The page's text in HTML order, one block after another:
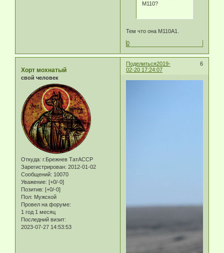
М110?
Тем что она М110А1.
0
Поделиться 6
2019-
02-20 17:24:07
Хорт мохнатый
свой человек
Откуда: г.Брежнев ТатАССР
Зарегистрирован: 2012-01-02
Сообщений: 10070
Уважение: [+0/-0]
Позитив: [+0/-0]
Пол: Мужской
Провел на форуме:
1 год 1 месяц
Последний визит:
2023-07-27 14:53:53